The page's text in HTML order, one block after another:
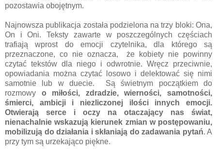
pozostawia obojętnym.
Najnowsza publikacja została podzielona na trzy bloki: Ona,
On i Oni. Teksty zawarte w poszczególnych częściach
trafiają wprost do emocji czytelnika, dla którego są
przeznaczone, co nie oznacza, że kobiety nie powinny
czytać tekstów dla niego i odwrotnie. Wręcz przeciwnie,
opowiadania można czytać losowo i delektować się nimi
samotnie lub w duecie. Są świetnym początkiem do
rozmowy o miłości, zdradzie, wierności, samotności,
śmierci, ambicji i niezliczonej ilości innych emocji.
Otwierają serce i oczy na otaczający nas świat,
nienachalnie wskazują kierunek zmian w postępowaniu,
mobilizują do działania i skłaniają do zadawania pytań. A
przy tym są urzekająco piękne.